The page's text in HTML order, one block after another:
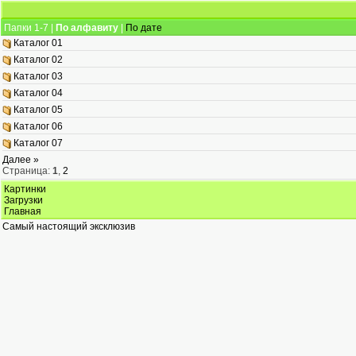
Папки 1-7 |
По алфавиту
По дате
Каталог 01
Каталог 02
Каталог 03
Каталог 04
Каталог 05
Каталог 06
Каталог 07
Далее »
Страница: 1, 2
Картинки
Загрузки
Главная
Самый настоящий эксклюзив